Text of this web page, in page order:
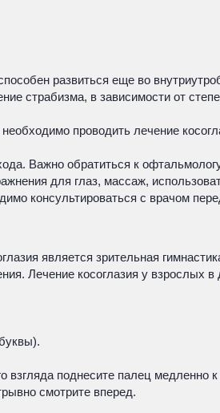
развиться еще во
страбизма, в зависимости от
проводить лечение
Важно обратиться к
для глаз, массаж,
консультироваться с врачом
является зрительная
Лечение косоглазия у
взгляда поднесите палец медленно к
смотрите вперед.